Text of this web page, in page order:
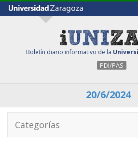
Boletín diario informativo de la
PDI/PAS
20/6/2024
Categorías